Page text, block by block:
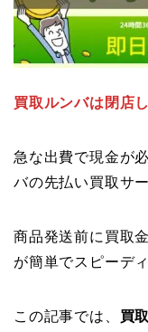
買取ルンバは閉店
急な出費で現金が
バの先払い買取サ
商品発送前に買取
が簡単でスピーディ
この記事では、 買